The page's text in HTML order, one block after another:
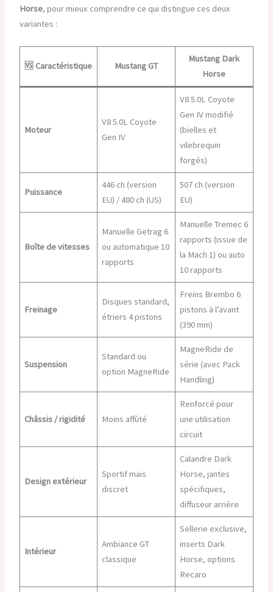
Horse, pour mieux comprendre ce qui distingue ces deux
variantes :
🆚 Caractéristique Mustang GT
Mustang Dark
Horse
Moteur
V8 5.0L Coyote
Gen IV
V8 5.0L Coyote
Gen IV modifié
(bielles et
vilebrequin
forgés)
Puissance
446 ch (version
EU) / 480 ch (US)
507 ch (version
EU)
Boîte de vitesses
Manuelle Getrag 6
ou automatique 10
rapports
Manuelle Tremec 6
rapports (issue de
la Mach 1) ou auto
10 rapports
Freinage
Disques standard,
étriers 4 pistons
Freins Brembo 6
pistons à l’avant
(390 mm)
Suspension
Standard ou
option MagneRide
MagneRide de
série (avec Pack
Handling)
Châssis / rigidité Moins affûté
Renforcé pour
une utilisation
circuit
Design extérieur
Sportif mais
discret
Calandre Dark
Horse, jantes
spécifiques,
diffuseur arrière
Intérieur
Ambiance GT
classique
Sellerie exclusive,
inserts Dark
Horse, options
Recaro